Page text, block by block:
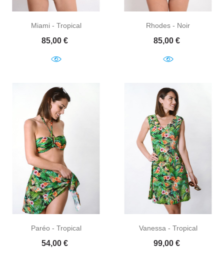
Miami - Tropical
Prix
85,00 €
Rhodes - Noir
Prix
85,00 €
Paréo - Tropical
Prix
54,00 €
Vanessa - Tropical
Prix
99,00 €